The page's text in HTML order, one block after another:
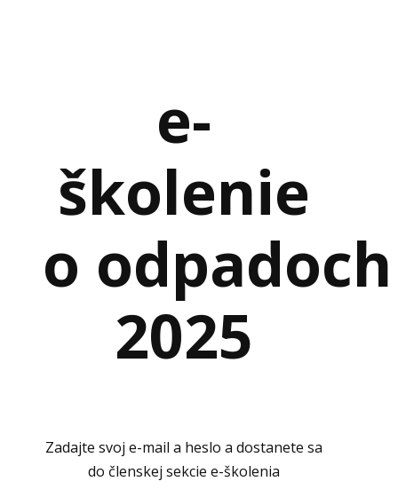
e-
školenie
o odpadoch
2025
Zadajte svoj e-mail a heslo a dostanete sa
do členskej sekcie e-školenia